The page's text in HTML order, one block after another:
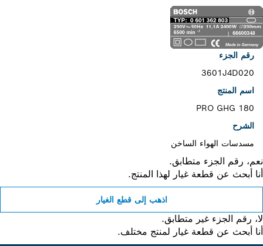
رقم الجزء
3601J4D020
اسم المنتج
PRO GHG 180
الشرح
مسدسات الهواء الساخن
رقم الجزء متطابق.
أبحث عن قطعة غيار لهذا المنتج.
اذهب إلى قطع الغيار
رقم الجزء غير متطابق.
أبحث عن قطعة غيار لمنتج مختلف.